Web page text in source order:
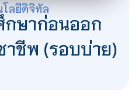
โลยีดิจิทัล
กษาก่อนออก
ชีพ (รอบบ่าย)